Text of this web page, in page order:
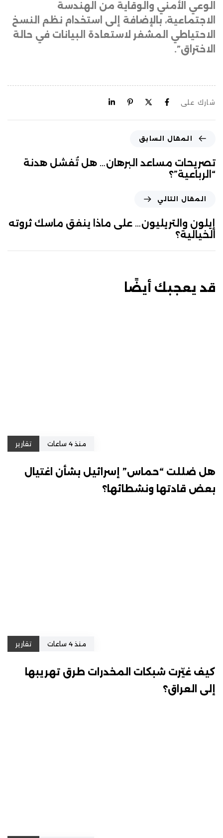
الوعي الأمني والوقاية من الهندسة
الاجتماعية، بالإضافة إلى استخدام نظم النسخ
الاحتياطي المشفر لاستعادة البيانات في حالة
الاختراق”.
شارك على
المقال السابق
تصريحات مساعد البرهان… هل تُفشل هدنة
“الرباعية”؟
المقال التالي
إيلون والتريليون… على ماذا ينفق ماسك ثروته
الخيالية؟
قد يعجبك أيضًا
منذ 4 ساعات تقارير
هل ضللت “حماس” إسرائيل بشأن اغتيال
بعض قادتها ونشطائها؟
منذ 4 ساعات تقارير
كيف غيّرت شبكات المخدرات طرق تهريبها
إلى العراق؟